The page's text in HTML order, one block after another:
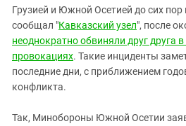
Грузией и Южной Осетией до сих
сообщал "Кавказский узел", после
неоднократно обвиняли друг друга
провокациях. Такие инциденты
последние дни, с приближением
конфликта.
Так, Минобороны Южной Осетии